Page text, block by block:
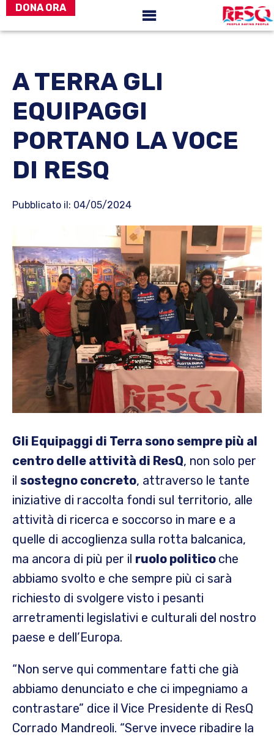
Passa
al
Passa
alla
primaria
ResQ
-
DONA ORA
A TERRA GLI
EQUIPAGGI
PORTANO LA VOCE
DI RESQ
Pubblicato il: 04/05/2024
Gli Equipaggi di Terra sono sempre più al
centro delle attività di ResQ, non solo per
il sostegno concreto, attraverso le tante
iniziative di raccolta fondi sul territorio, alle
attività di ricerca e soccorso in mare e a
quelle di accoglienza sulla rotta balcanica,
ma ancora di più per il ruolo politico che
abbiamo svolto e che sempre più ci sarà
richiesto di svolgere visto i pesanti
arretramenti legislativi e culturali del nostro
paese e dell’Europa.
“Non serve qui commentare fatti che già
abbiamo denunciato e che ci impegniamo a
contrastare” dice il Vice Presidente di ResQ
Corrado Mandreoli. “Serve invece ribadire la